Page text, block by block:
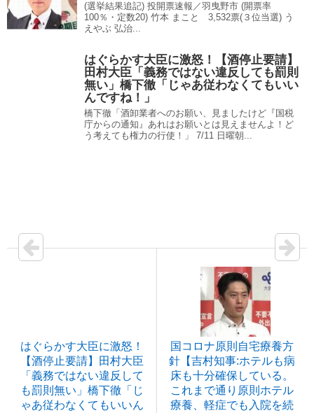
(選挙結果追記) 投開票速報／羽曳野市 (開票率
100％・定数20) 竹本 まこと 3,532票(３位当選) う
えやぶ 弘治...
はぐらかす大臣に激怒！【酒停止要請】
田村大臣「義務ではない違反しても罰則
無い」橋下徹「じゃあ従わなくてもいい
んですね！」
橋下徹「酒卸業者へのお願い、見ましたけど『国税
庁からの通知』あれはお願いとは見えませんよ！ど
う考えても権力の行使！」 7/11 日曜朝...
はぐらかす大臣に激怒！
【酒停止要請】田村大臣
「義務ではない違反して
も罰則無い」橋下徹「じ
ゃあ従わなくてもいいん
国コロナ原則自宅療養方
針【吉村知事:ホテルも病
床も十分確保している。
これまで通り原則ホテル
療養、軽症でも入院を続